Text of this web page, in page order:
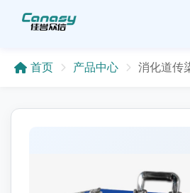
首页 产品中心 消化道传